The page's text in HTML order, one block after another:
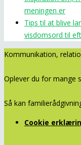
meningen er
Tips til at blive
visdomsord til
Kommunikation,
Oplever du for mange
Så kan
Cookie